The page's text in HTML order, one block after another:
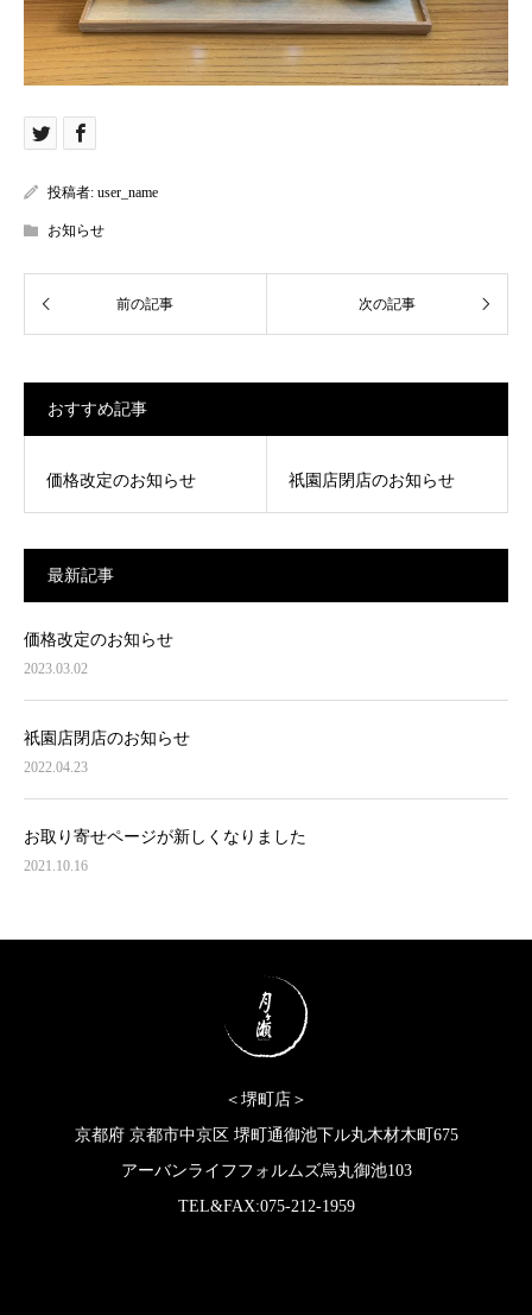
投稿者: user_name
お知らせ
おすすめ記事
価格改定のお知らせ 祇園店閉店のお知らせ
最新記事
価格改定のお知らせ
2023.03.02
祇園店閉店のお知らせ
2022.04.23
お取り寄せページが新しくなりました
2021.10.16
＜堺町店＞
京都府 京都市中京区 堺町通御池下ル丸木材木町675
アーバンライフフォルムズ烏丸御池103
TEL&FAX:075-212-1959